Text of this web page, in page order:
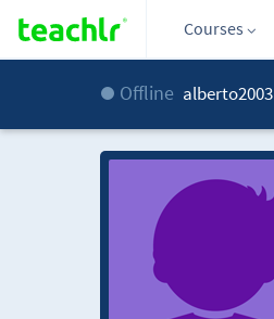
Courses
Offline alberto2003